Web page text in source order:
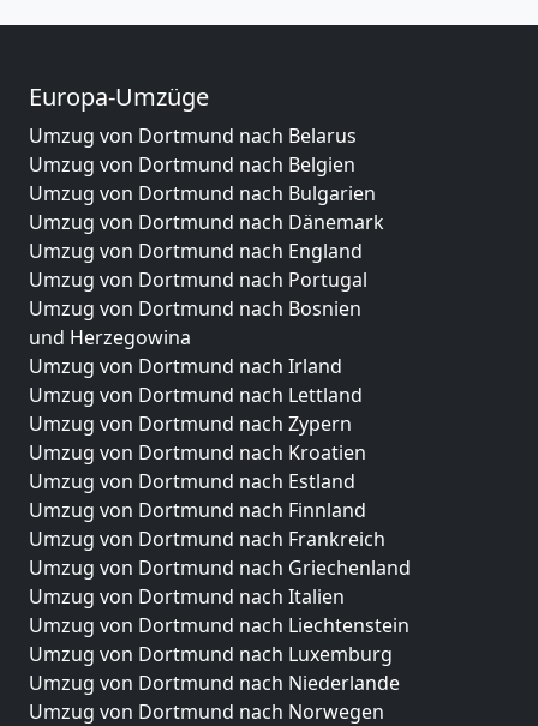
Europa-Umzüge
Umzug von Dortmund nach Belarus
Umzug von Dortmund nach Belgien
Umzug von Dortmund nach Bulgarien
Umzug von Dortmund nach Dänemark
Umzug von Dortmund nach England
Umzug von Dortmund nach Portugal
Umzug von Dortmund nach Bosnien
und Herzegowina
Umzug von Dortmund nach Irland
Umzug von Dortmund nach Lettland
Umzug von Dortmund nach Zypern
Umzug von Dortmund nach Kroatien
Umzug von Dortmund nach Estland
Umzug von Dortmund nach Finnland
Umzug von Dortmund nach Frankreich
Umzug von Dortmund nach Griechenland
Umzug von Dortmund nach Italien
Umzug von Dortmund nach Liechtenstein
Umzug von Dortmund nach Luxemburg
Umzug von Dortmund nach Niederlande
Umzug von Dortmund nach Norwegen